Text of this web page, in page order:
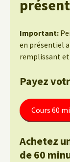
Important:
en présentiel
remplissant et
Payez
Cours 60
Achetez
de 60